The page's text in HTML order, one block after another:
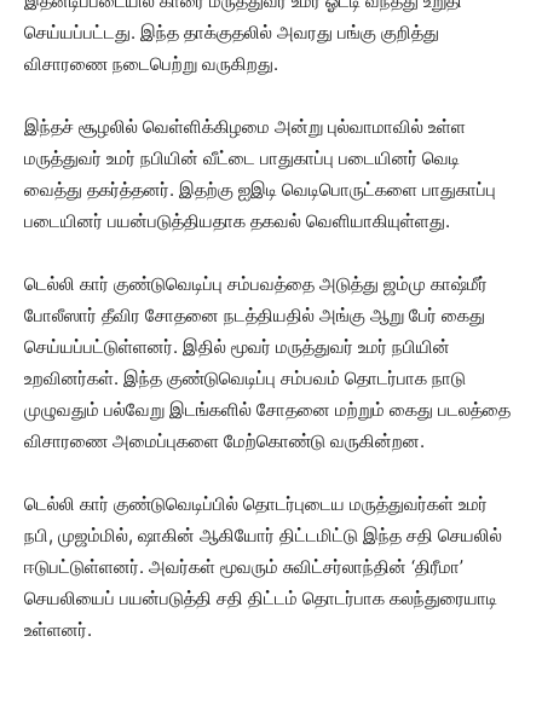
செய்யப்பட்டது. இந்த தாக்குதலில் அவரது பங்கு குறித்து
விசாரணை நடைபெற்று வருகிறது.
இந்தச் சூழலில் வெள்ளிக்கிழமை அன்று புல்வாமாவில் உள்ள
மருத்துவர் உமர் நபியின் வீட்டை பாதுகாப்பு படையினர் வெடி
வைத்து தகர்த்தனர். இதற்கு ஐஇடி வெடிபொருட்களை பாதுகாப்பு
படையினர் பயன்படுத்தியதாக தகவல் வெளியாகியுள்ளது.
டெல்லி கார் குண்டுவெடிப்பு சம்பவத்தை அடுத்து ஜம்மு காஷ்மீர்
போலீஸார் தீவிர சோதனை நடத்தியதில் அங்கு ஆறு பேர் கைது
செய்யப்பட்டுள்ளனர். இதில் மூவர் மருத்துவர் உமர் நபியின்
உறவினர்கள். இந்த குண்டுவெடிப்பு சம்பவம் தொடர்பாக நாடு
முழுவதும் பல்வேறு இடங்களில் சோதனை மற்றும் கைது படலத்தை
விசாரணை அமைப்புகளை மேற்கொண்டு வருகின்றன.
டெல்லி கார் குண்​டு​வெடிப்​பில் தொடர்​புடைய மருத்​து​வர்​கள் உமர்
நபி, முஜம்​மில், ஷாகின் ஆகியோர் திட்​ட​மிட்டு இந்த சதி செயலில்
ஈடுபட்டுள்ளனர். அவர்கள் மூவரும் சுவிட்​சர்​லாந்தின் ‘திரீமா’
செயலியைப் பயன்​படுத்தி சதி திட்​டம் தொடர்​பாக கலந்​துரை​யாடி
உள்​ளனர்.